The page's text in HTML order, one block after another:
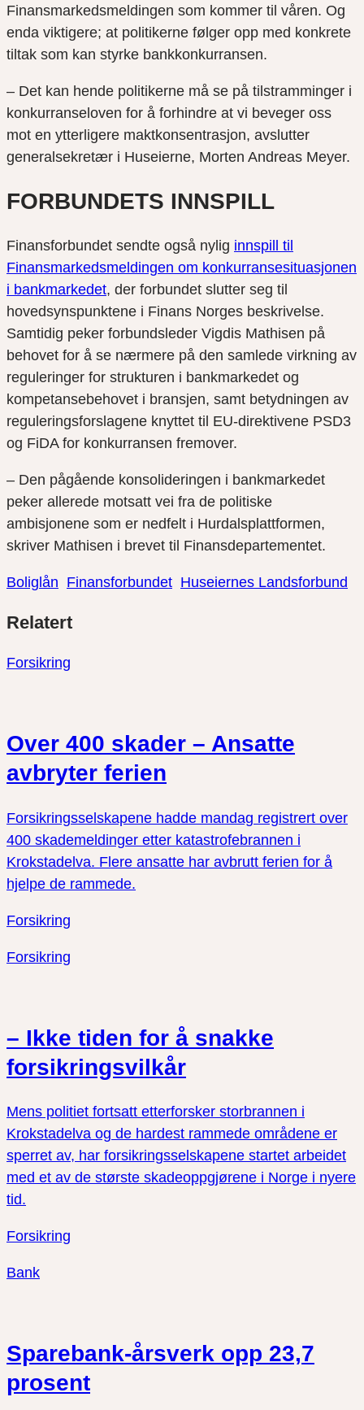
Finansmarkedsmeldingen som kommer til våren. Og
enda viktigere; at politikerne følger opp med konkrete
tiltak som kan styrke bankkonkurransen.
– Det kan hende politikerne må se på tilstramminger i
konkurranseloven for å forhindre at vi beveger oss
mot en ytterligere maktkonsentrasjon, avslutter
generalsekretær i Huseierne, Morten Andreas Meyer.
FORBUNDETS INNSPILL
Finansforbundet sendte også nylig innspill til
Finansmarkedsmeldingen om konkurransesituasjonen
i bankmarkedet, der forbundet slutter seg til
hovedsynspunktene i Finans Norges beskrivelse.
Samtidig peker forbundsleder Vigdis Mathisen på
behovet for å se nærmere på den samlede virkning av
reguleringer for strukturen i bankmarkedet og
kompetansebehovet i bransjen, samt betydningen av
reguleringsforslagene knyttet til EU-direktivene PSD3
og FiDA for konkurransen fremover.
– Den pågående konsolideringen i bankmarkedet
peker allerede motsatt vei fra de politiske
ambisjonene som er nedfelt i Hurdalsplattformen,
skriver Mathisen i brevet til Finansdepartementet.
Boliglån Finansforbundet Huseiernes Landsforbund
link
på
på
Relatert
Forsikring
Over 400 skader – Ansatte
avbryter ferien
Forsikringsselskapene hadde mandag registrert over
400 skademeldinger etter katastrofebrannen i
Krokstadelva. Flere ansatte har avbrutt ferien for å
hjelpe de rammede.
Forsikring
Forsikring
– Ikke tiden for å snakke
forsikringsvilkår
Mens politiet fortsatt etterforsker storbrannen i
Krokstadelva og de hardest rammede områdene er
sperret av, har forsikringsselskapene startet arbeidet
med et av de største skadeoppgjørene i Norge i nyere
tid.
Forsikring
Bank
Sparebank-årsverk opp 23,7
prosent